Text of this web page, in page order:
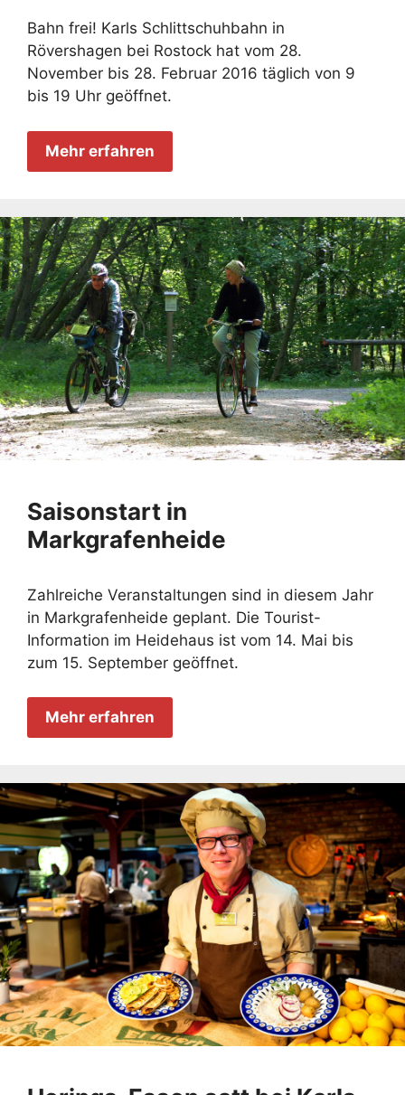
Bahn frei! Karls Schlittschuhbahn in
Rövershagen bei Rostock hat vom 28.
November bis 28. Februar 2016 täglich von 9
bis 19 Uhr geöffnet.
Mehr erfahren
Saisonstart in
Markgrafenheide
Zahlreiche Veranstaltungen sind in diesem Jahr
in Markgrafenheide geplant. Die Tourist-
Information im Heidehaus ist vom 14. Mai bis
zum 15. September geöffnet.
Mehr erfahren